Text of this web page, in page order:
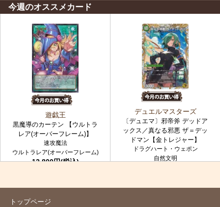
今週のオススメカード
遊戯王
黒魔導のカーテン 【ウルトラ
レア(オーバーフレーム)】
速攻魔法
ウルトラレア(オーバーフレーム)
12,800円(税込)
デュエルマスターズ
〔デュエマ〕邪帝斧 デッドア
ックス／真なる邪悪 ザ＝デッ
ドマン【金トレジャー】
ドラグハート・ウェポン
自然文明
トップページ